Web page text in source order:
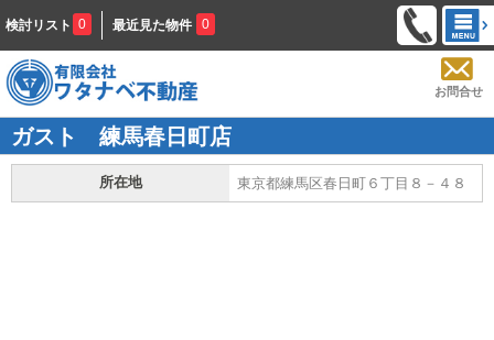
検討リスト 0 最近見た物件 0
お問合せ
ガスト 練馬春日町店
所在地 東京都練馬区春日町６丁目８－４８